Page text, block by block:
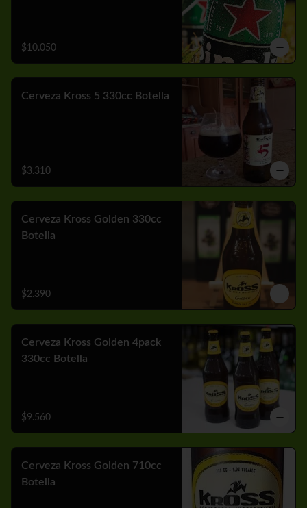
$10.050
Cerveza Kross 5 330cc Botella
$3.310
Cerveza Kross Golden 330cc
Botella
$2.390
Cerveza Kross Golden 4pack
330cc Botella
$9.560
Cerveza Kross Golden 710cc
Botella